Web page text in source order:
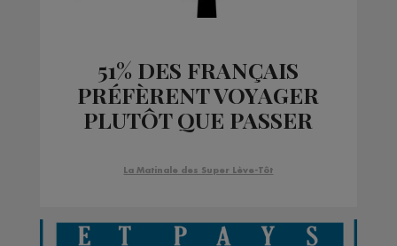
51% DES FRANÇAIS
PRÉFÈRENT VOYAGER
PLUTÔT QUE PASSER
AMOUREUX !
La Matinale des Super Lève-Tôt